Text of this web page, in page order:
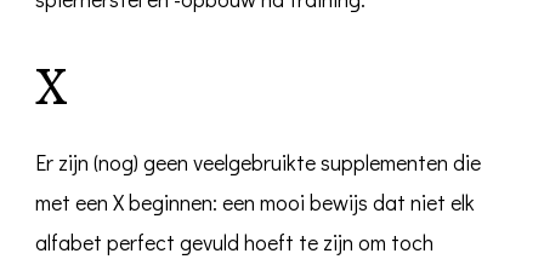
X
Er zijn (nog) geen veelgebruikte supplementen die
met een X beginnen: een mooi bewijs dat niet elk
alfabet perfect gevuld hoeft te zijn om toch